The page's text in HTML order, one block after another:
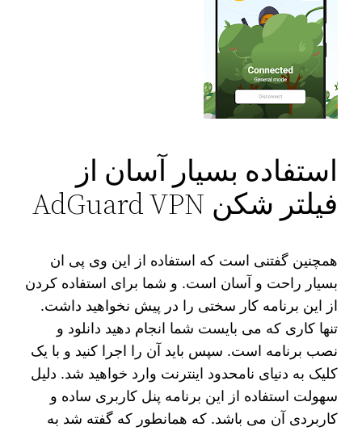
استفاده بسیار آسان از
فیلتر شکن AdGuard VPN
همچنین گفتنی است که استفاده از این وی پی ان
بسیار راحت و آسان است. و شما برای استفاده کردن
از این برنامه کار سختی را در پیش نخواهید داشت.
تنها کاری که می بایست شما انجام دهید دانلود و
نصب برنامه است. سپس باید آن را اجرا کنید و با یک
کلیک به دنیای نامحدود اینترنت وارد خواهید شد. دلیل
سهولت استفاده از این برنامه پنل کاربری ساده و
کاربردی آن می باشد. که همانطور که گفته شد به